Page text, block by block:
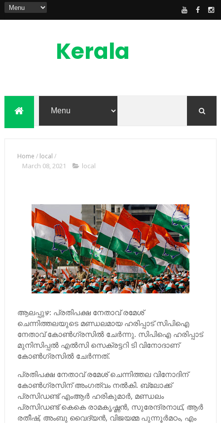
Kerala
Feed
Home / local /
March 08, 2021 local
ആലപ്പുഴ: പ്രതിപക്ഷ നേതാവ് രമേശ്
ചെന്നിത്തലയുടെ മണ്ഡലമായ ഹരിപ്പാട് സിപിഐ
നേതാവ് കോണ്‍ഗ്രസില്‍ ചേര്‍ന്നു. സിപിഐ ഹരിപ്പാട്
മുനിസിപ്പല്‍ എല്‍സി സെക്രട്ടറി ടി വിനോദാണ്
കോണ്‍ഗ്രസില്‍ ചേര്‍ന്നത്.
പ്രതിപക്ഷ നേതാവ് രമേശ് ചെന്നിത്തല വിനോദിന്
കോണ്‍ഗ്രസിന് അംഗത്വം നല്‍കി. ബ്ലോക്ക്
പ്രസിഡണ്ട് എംആര്‍ ഹരികുമാര്‍, മണ്ഡലം
പ്രസിഡണ്ട് കെകെ രാമകൃഷ്ണന്‍, സുരേന്ദ്രനാഥ്, ആര്‍
രതീഷ്, അംബു വൈദ്യന്‍, വിജയമ്മ പുന്നൂര്‍മഠം, എം